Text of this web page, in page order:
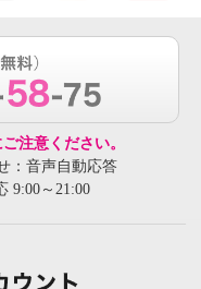
注意ください。
：音声自動応答
9:00～21:00